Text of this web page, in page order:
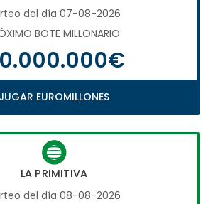
del día 07-08-2026
BOTE MILLONARIO:
JUGAR EUROMILLONES
LA PRIMITIVA
del día 08-08-2026